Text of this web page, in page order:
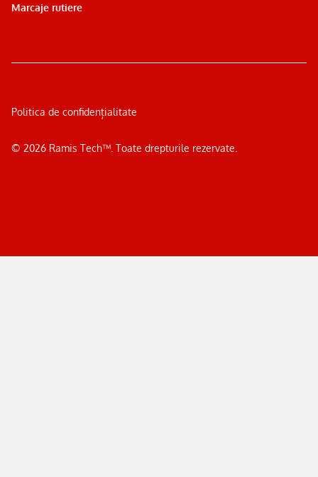
Marcaje rutiere
© 2026Ramis Tech™. Toate drepturile rezervate.
Politica de confidențialitate